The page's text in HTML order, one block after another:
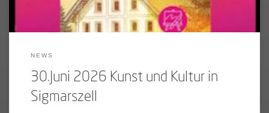
NEWS
30.Juni 2026 Kunst und Kultur in
Sigmarszell